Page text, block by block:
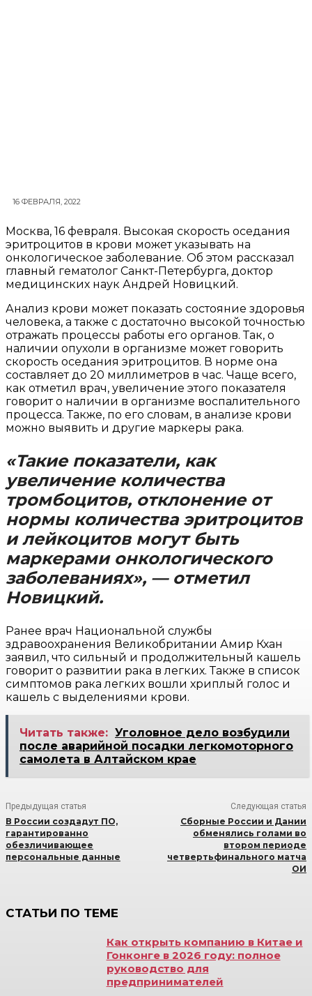
16 ФЕВРАЛЯ, 2022
Москва, 16 февраля. Высокая скорость оседания
эритроцитов в крови может указывать на
онкологическое заболевание. Об этом рассказал
главный гематолог Санкт-Петербурга, доктор
медицинских наук Андрей Новицкий.
Анализ крови может показать состояние здоровья
человека, а также с достаточно высокой точностью
отражать процессы работы его органов. Так, о
наличии опухоли в организме может говорить
скорость оседания эритроцитов. В норме она
составляет до 20 миллиметров в час. Чаще всего,
как отметил врач, увеличение этого показателя
говорит о наличии в организме воспалительного
процесса. Также, по его словам, в анализе крови
можно выявить и другие маркеры рака.
«Такие показатели, как
увеличение количества
тромбоцитов, отклонение от
нормы количества эритроцитов
и лейкоцитов могут быть
маркерами онкологического
заболеваниях», — отметил
Новицкий.
Ранее врач Национальной службы
здравоохранения Великобритании Амир Кхан
заявил, что сильный и продолжительный кашель
говорит о развитии рака в легких. Также в список
симптомов рака легких вошли хриплый голос и
кашель с выделениями крови.
Читать также: Уголовное дело возбудили
после аварийной посадки легкомоторного
самолета в Алтайском крае
Предыдущая статья
В России создадут ПО,
гарантированно
обезличивающее
персональные данные
Следующая статья
Сборные России и Дании
обменялись голами во
втором периоде
четвертьфинального матча
ОИ
СТАТЬИ ПО ТЕМЕ
Как открыть компанию в Китае и
Гонконге в 2026 году: полное
руководство для
предпринимателей